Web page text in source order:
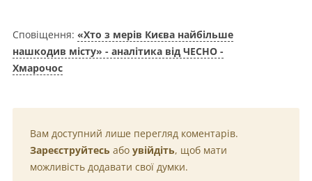
Сповіщення: «Хто з мерів Києва найбільше
нашкодив місту» - аналітика від ЧЕСНО -
Хмарочос
Вам доступний лише перегляд коментарів.
Зареєструйтесь або увійдіть, щоб мати
можливість додавати свої думки.